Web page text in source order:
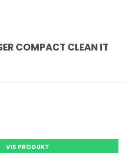
COMPACT CLEAN IT
VIS PRODUKT